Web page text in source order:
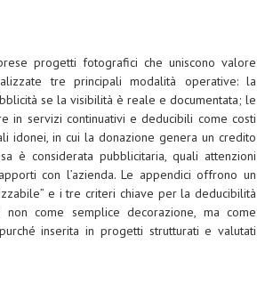
progetti fotografici che uniscono valore
tre principali modalità operative: la
se la visibilità è reale e documentata; le
in servizi continuativi e deducibili come costi
idonei, in cui la donazione genera un credito
è considerata pubblicitaria, quali attenzioni
con l’azienda. Le appendici offrono un
e i tre criteri chiave per la deducibilità
come semplice decorazione, ma come
inserita in progetti strutturati e valutati